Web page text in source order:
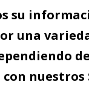
su
una
nuestros